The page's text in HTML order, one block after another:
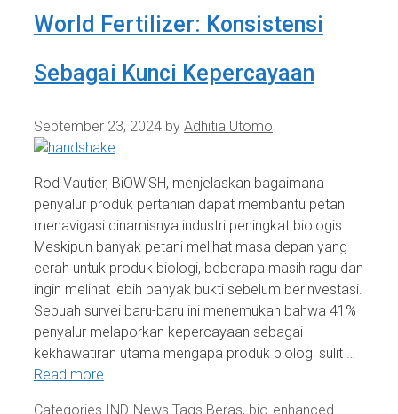
World Fertilizer: Konsistensi
Sebagai Kunci Kepercayaan
September 23, 2024 by Adhitia Utomo
Rod Vautier, BiOWiSH, menjelaskan bagaimana
penyalur produk pertanian dapat membantu petani
menavigasi dinamisnya industri peningkat biologis.
Meskipun banyak petani melihat masa depan yang
cerah untuk produk biologi, beberapa masih ragu dan
ingin melihat lebih banyak bukti sebelum berinvestasi.
Sebuah survei baru-baru ini menemukan bahwa 41%
penyalur melaporkan kepercayaan sebagai
kekhawatiran utama mengapa produk biologi sulit …
Read more
Categories IND-News Tags Beras, bio-enhanced